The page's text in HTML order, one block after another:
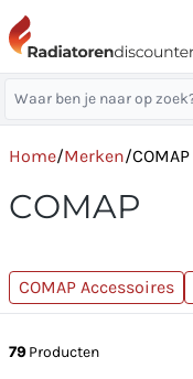
Home/Merken/COMAP
COMAP
COMAP Accessoires
79Producten